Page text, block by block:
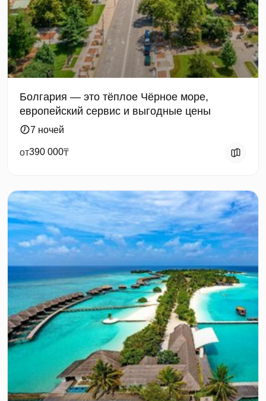
Болгария — это тёплое Чёрное море,
европейский сервис и выгодные цены
7 ночей
от390 000₸